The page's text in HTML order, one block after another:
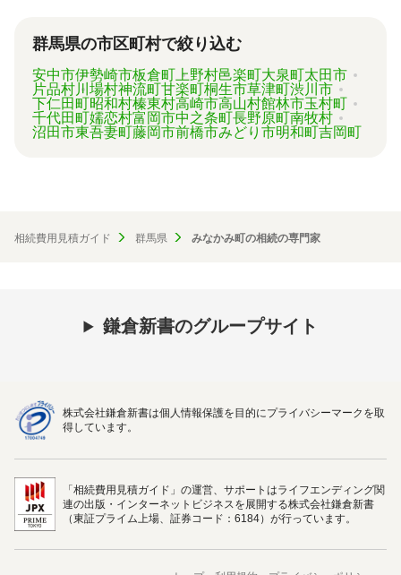
ずは見積を取り寄せてみましょう。
群馬県の市区町村で絞り込む
安中市伊勢崎市板倉町上野村邑楽町大泉町太田市
片品村川場村神流町甘楽町桐生市草津町渋川市
下仁田町昭和村榛東村高崎市高山村館林市玉村町
千代田町嬬恋村富岡市中之条町長野原町南牧村
沼田市東吾妻町藤岡市前橋市みどり市明和町吉岡町
相続費用見積ガイド 群馬県 みなかみ町の相続の専門家
鎌倉新書のグループサイト
株式会社鎌倉新書は個人情報保護を目的にプライバシーマークを取
得しています。
「相続費用見積ガイド」の運営、サポートはライフエンディング関
連の出版・インターネットビジネスを展開する株式会社鎌倉新書
（東証プライム上場、証券コード：6184）が行っています。